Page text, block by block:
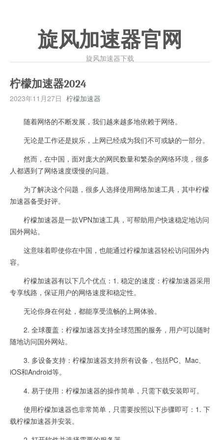
旋风加速器官网
旋风加速器下载
柠檬加速器2024
2023年11月27日 柠檬加速器
随着网络的不断发展，我们越来越多地依赖于网络。
无论是工作还是娱乐，上网已经成为我们不可或缺的一部分。
然而，在中国，面对庞大的网民数量和繁杂的网络环境，很多
人都遇到了网络速度缓慢的问题。
为了解决这个问题，很多人选择使用网络加速工具，其中柠檬
加速器备受好评。
柠檬加速器是一款VPN加速工具，可帮助用户快速稳定地访问
国外网站。
这意味着即使你在中国，也能通过柠檬加速器轻松访问国外内
容。
柠檬加速器有以下几个优点：1. 稳定的速度：柠檬加速器采用
专享线路，保证用户的网络速度和稳定性。
无论你身在何处，都能享受流畅的上网体验。
2. 全球覆盖：柠檬加速器支持全球范围的服务，用户可以随时
随地访问国外网站。
3. 多设备支持：柠檬加速器支持所有设备，包括PC、Mac、
iOS和Android等。
4. 易于使用：柠檬加速器的操作简单，只需下载安装即可。
使用柠檬加速器也非常简单，只需要按照以下步骤即可：1. 下
载柠檬加速器并安装。